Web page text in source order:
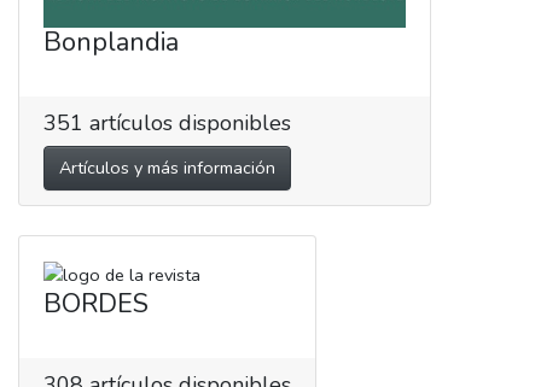
Bonplandia
351 artículos disponibles
Artículos y más información
BORDES